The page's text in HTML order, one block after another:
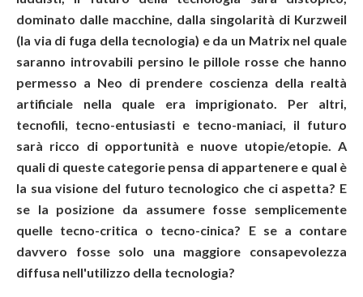
dominato dalle macchine, dalla singolarità di Kurzweil
(la via di fuga della tecnologia) e da un Matrix nel quale
saranno introvabili persino le pillole rosse che hanno
permesso a Neo di prendere coscienza della realtà
artificiale nella quale era imprigionato. Per altri,
tecnofili, tecno-entusiasti e tecno-maniaci, il futuro
sarà ricco di opportunità e nuove utopie/etopie. A
quali di queste categorie pensa di appartenere e qual è
la sua visione del futuro tecnologico che ci aspetta? E
se la posizione da assumere fosse semplicemente
quelle tecno-critica o tecno-cinica? E se a contare
davvero fosse solo una maggiore consapevolezza
diffusa nell'utilizzo della tecnologia?